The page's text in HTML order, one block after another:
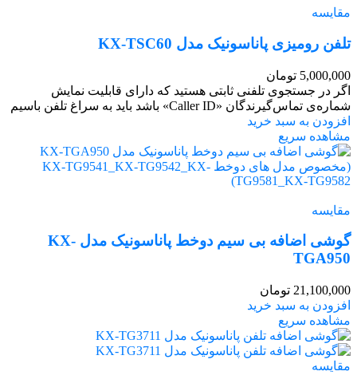
مقایسه
تلفن رومیزی پاناسونیک مدل KX-TSC60
5,000,000 تومان
اگر در جستجوی تلفنی ثابتی هستید که دارای قابلیت نمایش
شماره‌ی تماس‌گیرندگان «Caller ID» باشد باید به سراغ تلفن باسیم
افزودن به سبد خرید
مشاهده سریع
مقایسه
گوشی اضافه بی سیم دوخط پاناسونیک مدل KX-
TGA950
21,100,000 تومان
افزودن به سبد خرید
مشاهده سریع
مقایسه